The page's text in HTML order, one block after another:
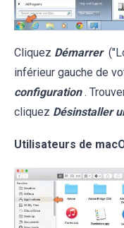
Cliquez Démarrer
inférieur gauche de
configuration .
cliquez Désinstaller
Utilisateurs de